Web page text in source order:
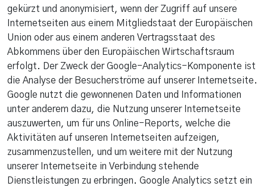
gekürzt und anonymisiert, wenn der Zugriff auf unsere
Internetseiten aus einem Mitgliedstaat der Europäischen
Union oder aus einem anderen Vertragsstaat des
Abkommens über den Europäischen Wirtschaftsraum
erfolgt. Der Zweck der Google-Analytics-Komponente ist
die Analyse der Besucherströme auf unserer Internetseite.
Google nutzt die gewonnenen Daten und Informationen
unter anderem dazu, die Nutzung unserer Internetseite
auszuwerten, um für uns Online-Reports, welche die
Aktivitäten auf unseren Internetseiten aufzeigen,
zusammenzustellen, und um weitere mit der Nutzung
unserer Internetseite in Verbindung stehende
Dienstleistungen zu erbringen. Google Analytics setzt ein